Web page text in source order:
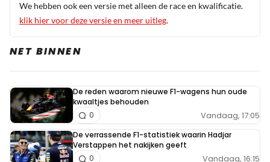
We hebben ook een versie met alleen de race en kwalificatie.
klik hier voor deze versie en meer uitleg.
NET BINNEN
De reden waarom nieuwe F1-wagens hun oude
kwaaltjes behouden
Vandaag, 17:05
0
De verrassende F1-statistiek waarin Hadjar
Verstappen het nakijken geeft
Vandaag, 16:15
0